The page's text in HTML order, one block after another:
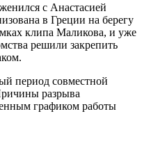
с Анастасией
в Греции на берегу
клипа Маликова, и уже
решили закрепить
период совместной
разрыва
графиком работы